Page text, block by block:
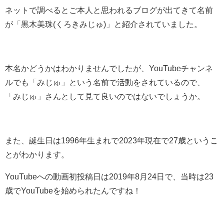
ネットで調べるとご本人と思われるブログが出てきて名前
が「黒木美珠( くろきみじゅ)」と紹介されていました。
本名かどうかはわかりませんでしたが、YouTubeチャンネ
ルでも「みじゅ」という名前で活動をされているので、
「みじゅ」さんとして見て良いのではないでしょうか。
また、誕生日は1996年生まれで2023年現在で27歳というこ
とがわかります。
YouTubeへの動画初投稿日は2019年8月24日で、当時は23
歳でYouTubeを始められたんですね！